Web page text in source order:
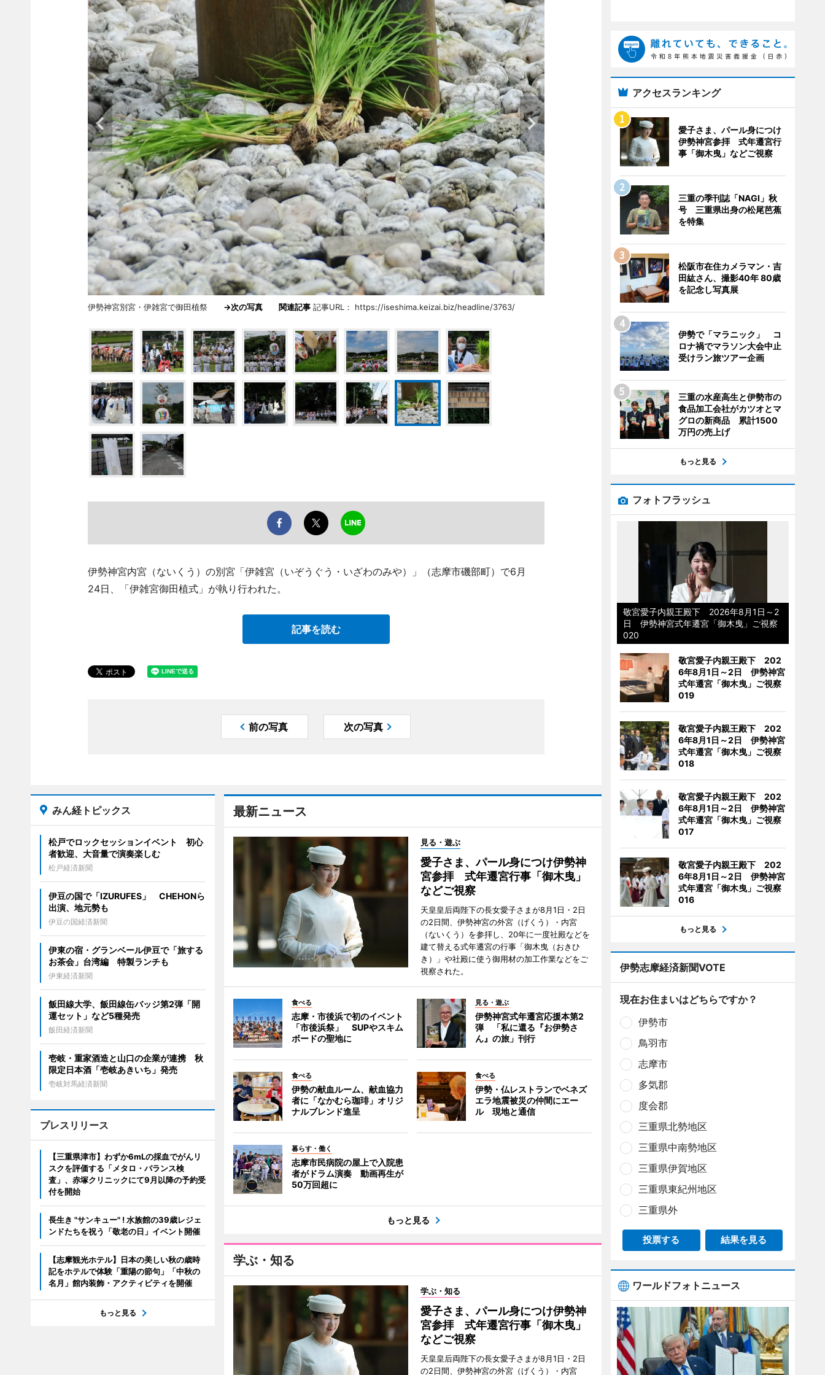
伊勢神宮別宮・伊雑宮で御田植祭 →次の写真 関連記事記事URL： https://iseshima.keizai.biz/headline/3763/
伊勢神宮内宮（ないくう）の別宮「伊雑宮（いぞうぐう・いざわのみや）」（志摩市磯部町）で6月
24日、「伊雑宮御田植式」が執り行われた。
記事を読む
前の写真 次の写真
最新ニュース
見る・遊ぶ
愛子さま、パール身につけ伊勢神
宮参拝 式年遷宮行事「御木曳」
などご視察
天皇皇后両陛下の長女愛子さまが8月1日・2日
の2日間、伊勢神宮の外宮（げくう）・内宮
（ないくう）を参拝し、20年に一度社殿などを
建て替える式年遷宮の行事「御木曳（おきひ
き）」や社殿に使う御用材の加工作業などをご
視察された。
食べる
志摩・市後浜で初のイベント
「市後浜祭」 SUPやスキム
ボードの聖地に
見る・遊ぶ
伊勢神宮式年遷宮応援本第2
弾 「私に還る『お伊勢さ
ん』の旅」刊行
食べる
伊勢の献血ルーム、献血協力
者に「なかむら珈琲」オリジ
ナルブレンド進呈
食べる
伊勢・仏レストランでベネズ
エラ地震被災の仲間にエー
ル 現地と通信
暮らす・働く
志摩市民病院の屋上で入院患
者がドラム演奏 動画再生が
50万回超に
もっと見る
学ぶ・知る
学ぶ・知る
愛子さま、パール身につけ伊勢神
宮参拝 式年遷宮行事「御木曳」
などご視察
天皇皇后両陛下の長女愛子さまが8月1日・2日
の2日間、伊勢神宮の外宮（げくう）・内宮
みん経トピックス
松戸でロックセッションイベント 初心
者歓迎、大音量で演奏楽しむ
松戸経済新聞
伊豆の国で「IZURUFES」 CHEHONら
出演、地元勢も
伊豆の国経済新聞
伊東の宿・グランベール伊豆で「旅する
お茶会」台湾編 特製ランチも
伊東経済新聞
飯田線大学、飯田線缶バッジ第2弾「開
運セット」など5種発売
飯田経済新聞
壱岐・重家酒造と山口の企業が連携 秋
限定日本酒「壱岐あきいち」発売
壱岐対馬経済新聞
プレスリリース
【三重県津市】わずか6mLの採血でがんリ
スクを評価する「メタロ・バランス検
査」、赤塚クリニックにて9月以降の予約受
付を開始
長生き "サンキュー" ! 水族館の39歳レジェ
ンドたちを祝う「敬老の日」イベント開催
【志摩観光ホテル】日本の美しい秋の歳時
記をホテルで体験「重陽の節句」「中秋の
名月」館内装飾・アクティビティを開催
もっと見る
アクセスランキング
愛子さま、パール身につけ
伊勢神宮参拝 式年遷宮行
事「御木曳」などご視察
三重の季刊誌「NAGI」秋
号 三重県出身の松尾芭蕉
を特集
松阪市在住カメラマン・吉
田紘さん、撮影40年 80歳
を記念し写真展
伊勢で「マラニック」 コ
ロナ禍でマラソン大会中止
受けラン旅ツアー企画
三重の水産高生と伊勢市の
食品加工会社がカツオとマ
グロの新商品 累計1500
万円の売上げ
もっと見る
フォトフラッシュ
敬宮愛子内親王殿下 2026年8月1日～2
日 伊勢神宮式年遷宮「御木曳」ご視察
020
敬宮愛子内親王殿下 202
6年8月1日～2日 伊勢神宮
式年遷宮「御木曳」ご視察
019
敬宮愛子内親王殿下 202
6年8月1日～2日 伊勢神宮
式年遷宮「御木曳」ご視察
018
敬宮愛子内親王殿下 202
6年8月1日～2日 伊勢神宮
式年遷宮「御木曳」ご視察
017
敬宮愛子内親王殿下 202
6年8月1日～2日 伊勢神宮
式年遷宮「御木曳」ご視察
016
もっと見る
伊勢志摩経済新聞VOTE
現在お住まいはどちらですか？
伊勢市
鳥羽市
志摩市
多気郡
度会郡
三重県北勢地区
三重県中南勢地区
三重県伊賀地区
三重県東紀州地区
三重県外
投票する 結果を見る
ワールドフォトニュース